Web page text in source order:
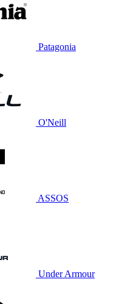
Patagonia
O'Neill
ASSOS
Under Armour